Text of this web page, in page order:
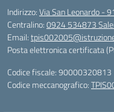
Indirizzo:Via San Leonardo -
Centralino:0924 534873
Email:
Posta elettronica certificata
Codice fiscale: 90000320813
Codice meccanografico: